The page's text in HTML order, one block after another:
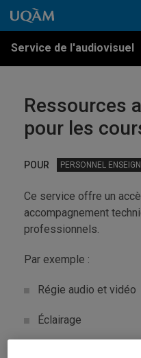
Passer au contenu
Accéder au menu principal
Accéder à la recherche
Passer au contenu
Accéder au menu principal
Service de l'audiovisuel
Ressources
pour les
POUR PERSONNEL
Ce service offre un
accompagnement
professionnels.
Par exemple :
Régie audio et vidéo
Éclairage